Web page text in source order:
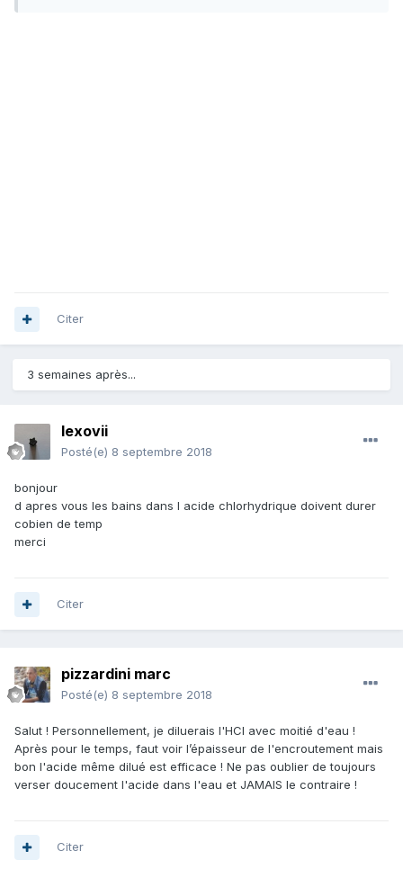
Citer
3 semaines après...
lexovii
Posté(e) 8 septembre 2018
bonjour
d apres vous les bains dans l acide chlorhydrique doivent durer
cobien de temp
merci
Citer
pizzardini marc
Posté(e) 8 septembre 2018
Salut ! Personnellement, je diluerais l'HCl avec moitié d'eau !
Après pour le temps, faut voir l’épaisseur de l'encroutement mais
bon l'acide même dilué est efficace ! Ne pas oublier de toujours
verser doucement l'acide dans l'eau et JAMAIS le contraire !
Citer